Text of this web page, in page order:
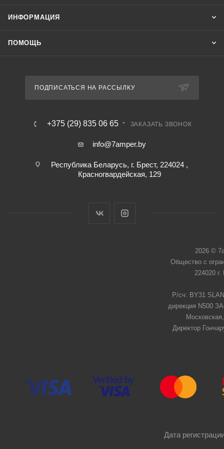
ИНФОРМАЦИЯ
ПОМОЩЬ
ПОДПИСАТЬСЯ НА РАССЫЛКУ
+375 (29) 835 06 65 ЗАКАЗАТЬ ЗВОНОК
info@7amper.by
Республика Беларусь, г. Брест, 224024 ,
Красногвардейская, 129
2026 ©
Общество с
224020
Р/сч: BY31
дирекция N500
Директор
Дата